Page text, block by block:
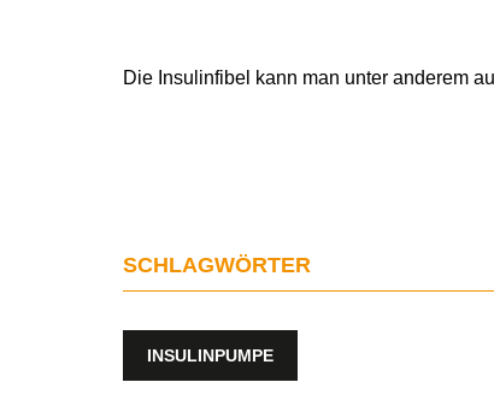
Die Insulinfibel kann man unter anderem
SCHLAGWÖRTER
INSULINPUMPE